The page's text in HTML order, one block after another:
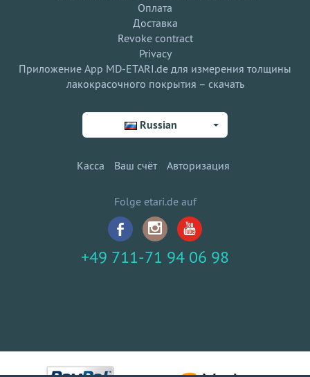
Оплата
Доставка
Revoke contract
Privacy
Приложение App MD-ETARI.de для измерения толщины
лакокрасочного покрытия – скачать
Russian
Касса Ваш счёт Авторизация
Folge etari.de auf
+49 711-71 94 06 98